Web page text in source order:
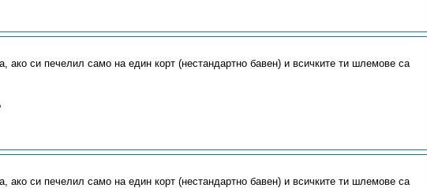
ако си печелил само на един корт (нестандартно бавен) и всичките ти шлемове са
ако си печелил само на един корт (нестандартно бавен) и всичките ти шлемове са